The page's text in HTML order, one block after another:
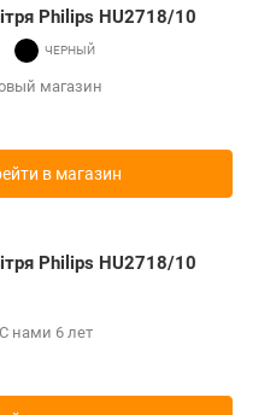
Philips HU2718/10
магазин
в магазин
Philips HU2718/10
С нами 6 лет